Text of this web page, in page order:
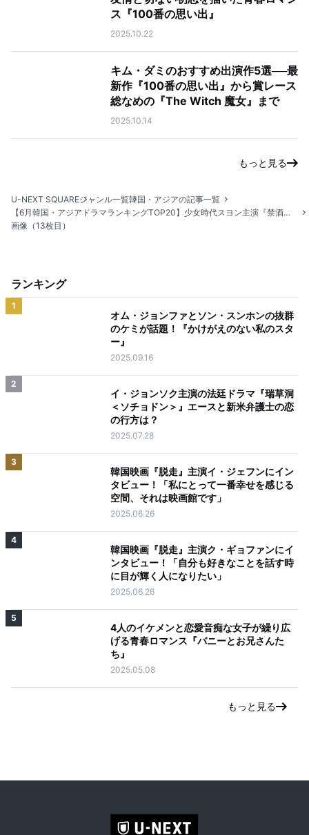
ス『100番の思い出』
2025.10.22
キム・ダミのおすすめ出演作5選──最
新作『100番の思い出』から賞レース
総なめの『The Witch 魔女』まで
2025.10.14
もっと見る
U-NEXT SQUAREジャンル一覧韓国・アジアの記事一覧
【6月韓国・アジアドラマランキングTOP20】少女時代スヨン主演『禁酒をお願い』が1位に浮上！
画像（13枚目）
ランキング
1
オム・ジョンファとソン・スンホンの抜群
のケミが話題！『かけがえのない私のスタ
ー』
2025.09.16
2
イ・ジョンソク主演の法廷ドラマ『瑞草洞
＜ソチョドン＞』エースと新米弁護士の恋
の行方は？
2025.07.28
3
韓国映画『脱走』主演イ・ジェフンにイン
タビュー！「私にとって一番幸せを感じる
空間、それは映画館です」
2025.06.26
4
韓国映画『脱走』主演ク・ギョファンにイ
ンタビュー！「自分も好きなことを話す時
に目が輝く人になりたい」
2025.06.26
5
4人のイケメンと恋愛音痴な女子が繰り広
げる青春ロマンス『バニーとお兄さんた
ち』
2025.05.08
もっと見る